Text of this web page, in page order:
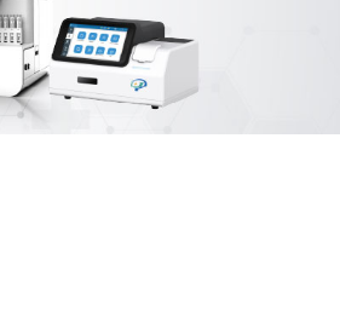
русский
español